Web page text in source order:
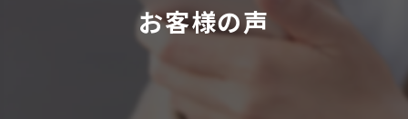
お客様の声